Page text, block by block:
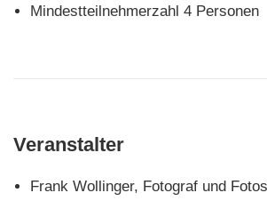
Mindestteilnehmerzahl 4 Personen
Veranstalter
Frank Wollinger, Fotograf und